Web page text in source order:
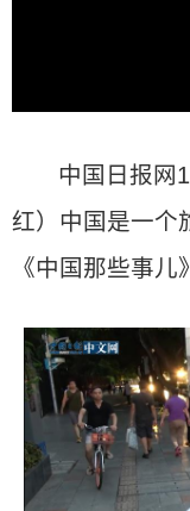
中国日报网
红）中国是一个
《中国那些事儿